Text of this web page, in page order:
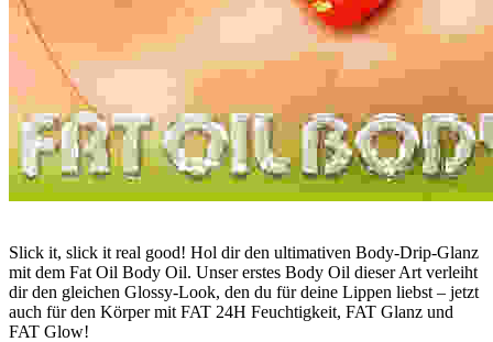
Slick it, slick it real good! Hol dir den ultimativen Body-Drip-Glanz
mit dem Fat Oil Body Oil. Unser erstes Body Oil dieser Art verleiht
dir den gleichen Glossy-Look, den du für deine Lippen liebst – jetzt
auch für den Körper mit FAT 24H Feuchtigkeit, FAT Glanz und
FAT Glow!